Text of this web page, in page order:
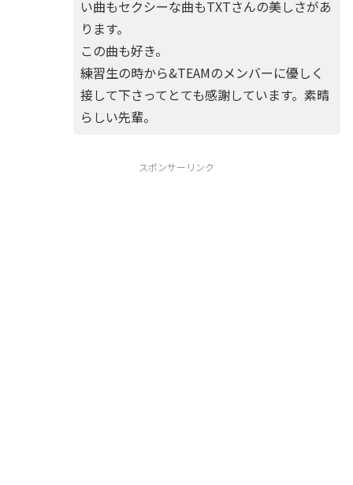
い曲もセクシーな曲もTXTさんの美しさがあ
ります。
この曲も好き。
練習生の時から&TEAMのメンバーに優しく
接して下さってとても感謝しています。素晴
らしい先輩。
スポンサーリンク